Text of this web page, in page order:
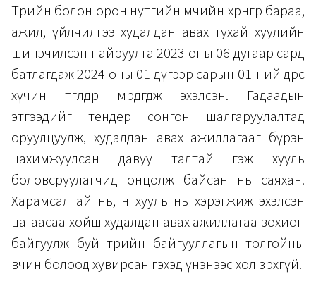
Төрийн болон орон нутгийн өмчийн хөрөнгөөр бараа,
ажил, үйлчилгээ худалдан авах тухай хуулийн
шинэчилсэн найруулга 2023 оны 06 дугаар сард
батлагдаж 2024 оны 01 дүгээр сарын 01-ний өдрөөс
хүчин төгөлдөр мөрдөгдөж эхэлсэн. Гадаадын
этгээдийг тендер сонгон шалгаруулалтад
оруулцуулж, худалдан авах ажиллагааг бүрэн
цахимжуулсан давуу талтай гэж хууль
боловсруулагчид онцолж байсан нь саяхан.
Харамсалтай нь, өнөө хууль нь хэрэгжиж эхэлсэн
цагаасаа хойш худалдан авах ажиллагаа зохион
байгуулж буй төрийн байгууллагын толгойны
өвчин болоод хувирсан гэхэд үнэнээс хол зөрөхгүй.